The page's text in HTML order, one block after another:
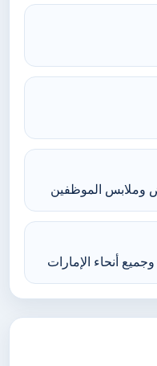
وملابس الموظفين
أنحاء الإمارات